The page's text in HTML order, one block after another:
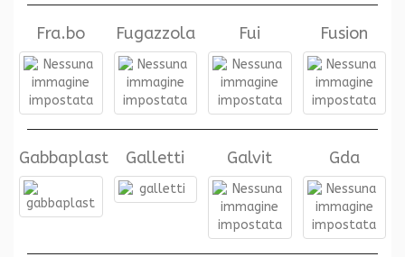
Fra.bo Fugazzola Fui Fusion
Gabbaplast Galletti Galvit Gda